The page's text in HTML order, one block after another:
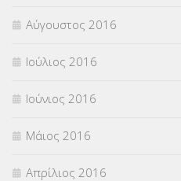
Αύγουστος 2016
Ιούλιος 2016
Ιούνιος 2016
Μάιος 2016
Απρίλιος 2016